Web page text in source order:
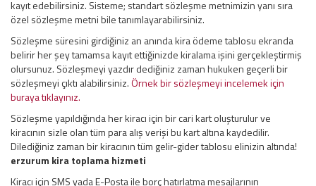
kayıt edebilirsiniz. Sisteme; standart sözleşme metnimizin yanı sıra
özel sözleşme metni bile tanımlayarabilirsiniz.
Sözleşme süresini girdiğiniz an anında kira ödeme tablosu ekranda
belirir her şey tamamsa kayıt ettiğinizde kiralama işini gerçekleştirmiş
olursunuz. Sözleşmeyi yazdır dediğiniz zaman hukuken geçerli bir
sözleşmeyi çıktı alabilirsiniz.Örnek bir sözleşmeyi incelemek için
buraya tıklayınız.
Sözleşme yapıldığında her kiracı için bir cari kart oluşturulur ve
kiracının sizle olan tüm para alış verişi bu kart altına kaydedilir.
Dilediğiniz zaman bir kiracının tüm gelir-gider tablosu elinizin altında!
erzurum kira toplama hizmeti
Kiracı için SMS yada E-Posta ile borç hatırlatma mesajlarının